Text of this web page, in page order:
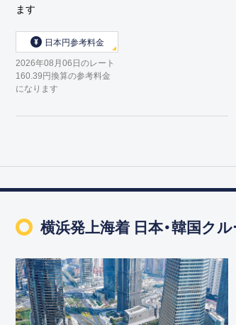
ます
日本円参考料金
2026年08月06日のレート
160.39円換算の参考料金
になります
横浜発上海着 日本・韓国ク